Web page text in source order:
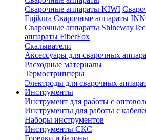
Сварочные аппараты KIWI
Fujikura Сварочные аппараты
Сварочные аппараты
аппараты FiberFox
Скалыватели
Аксессуары для сварочных
Расходные материалы
Термострипперы
Электроды для сварочных
Инструменты
Инструмент для работы с
Инструменты для работы с
Наборы инструментов
Инструменты СКС
Горелки и балоны